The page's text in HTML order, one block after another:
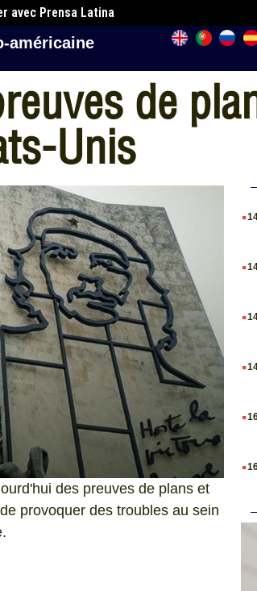
avec Prensa Latina
américaine
de
Unis
des preuves de plans et
provoquer des troubles au sein
.
.
.
.
.
.